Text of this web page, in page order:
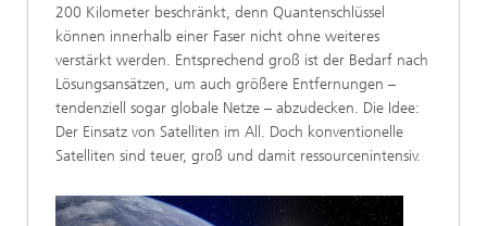
200 Kilometer beschränkt, denn Quantenschlüssel
können innerhalb einer Faser nicht ohne weiteres
verstärkt werden. Entsprechend groß ist der Bedarf nach
Lösungsansätzen, um auch größere Entfernungen –
tendenziell sogar globale Netze – abzudecken. Die Idee:
Der Einsatz von Satelliten im All. Doch konventionelle
Satelliten sind teuer, groß und damit ressourcenintensiv.